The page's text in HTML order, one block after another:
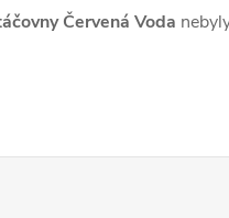
Červená Voda